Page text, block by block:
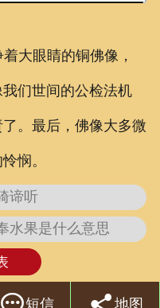
大眼睛的铜佛像，
们世间的公检法机
。最后，佛像大多微
悯。
谛听
水果是什么意思
短信 地图